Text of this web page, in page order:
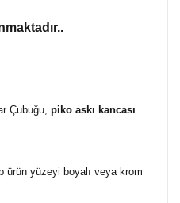
Çubuğu, piko askı kancası
ürün yüzeyi boyalı veya krom